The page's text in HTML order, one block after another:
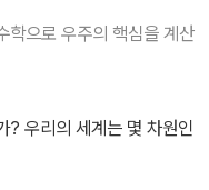
학으로 우주의 핵심을 계산
? 우리의 세계는 몇 차원인